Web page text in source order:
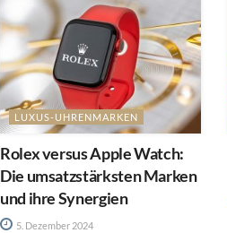
LUXUS-UHRENMARKEN
Rolex versus Apple Watch:
Die umsatzstärksten Marken
und ihre Synergien
5. Dezember 2024